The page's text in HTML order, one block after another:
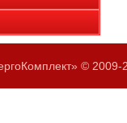
© 2009-